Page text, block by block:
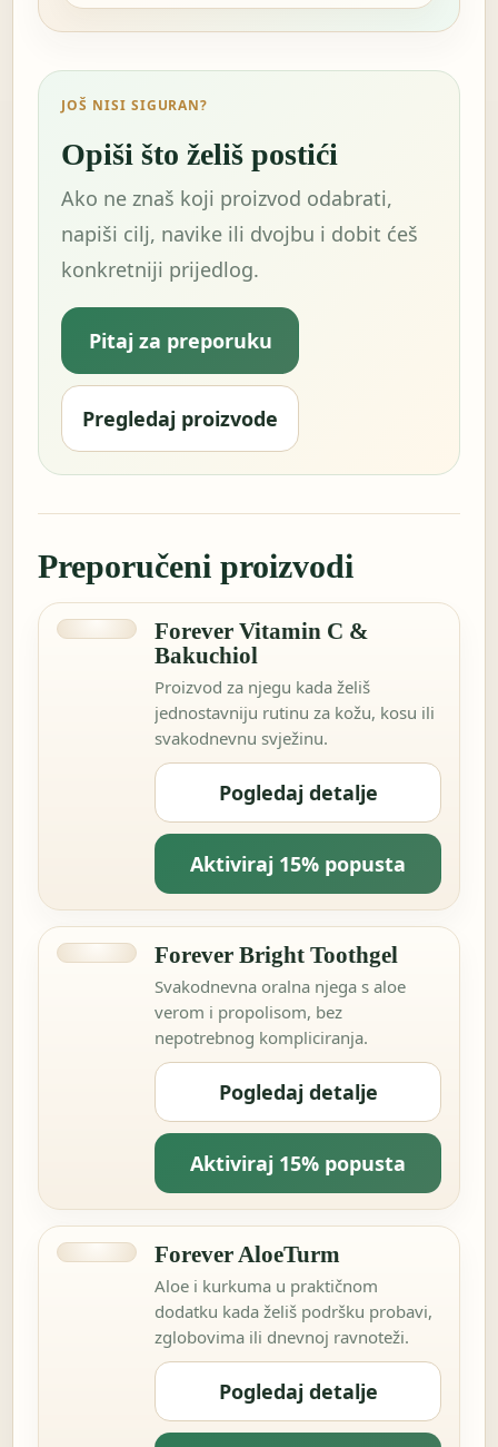
JOŠ NISI SIGURAN?
Opiši što želiš postići
Ako ne znaš koji proizvod odabrati,
napiši cilj, navike ili dvojbu i dobit ćeš
konkretniji prijedlog.
Pitaj za preporuku
Pregledaj proizvode
Preporučeni proizvodi
Forever Vitamin C &
Bakuchiol
Proizvod za njegu kada želiš
jednostavniju rutinu za kožu, kosu ili
svakodnevnu svježinu.
Pogledaj detalje
Aktiviraj 15% popusta
Forever Bright Toothgel
Svakodnevna oralna njega s aloe
verom i propolisom, bez
nepotrebnog kompliciranja.
Pogledaj detalje
Aktiviraj 15% popusta
Forever AloeTurm
Aloe i kurkuma u praktičnom
dodatku kada želiš podršku probavi,
zglobovima ili dnevnoj ravnoteži.
Pogledaj detalje